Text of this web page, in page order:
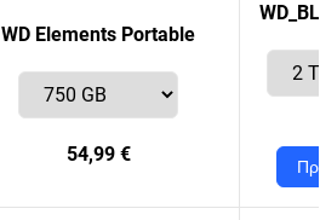
WD Elements Portable
54,99 €